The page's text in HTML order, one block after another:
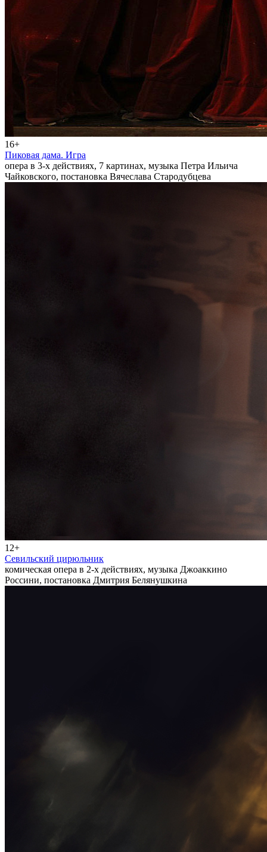
16+
Пиковая дама. Игра
опера в 3-х действиях, 7 картинах, музыка Петра Ильича
Чайковского, постановка Вячеслава Стародубцева
12+
Севильский цирюльник
комическая опера в 2-х действиях, музыка Джоаккино
Россини, постановка Дмитрия Белянушкина